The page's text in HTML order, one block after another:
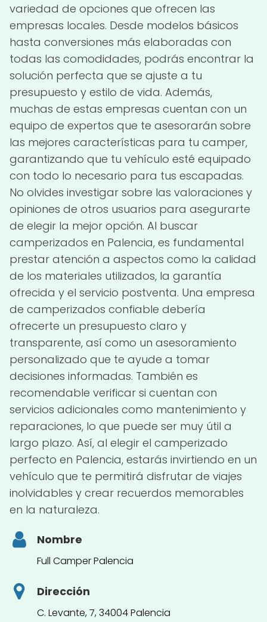
variedad de opciones que ofrecen las
empresas locales. Desde modelos básicos
hasta conversiones más elaboradas con
todas las comodidades, podrás encontrar la
solución perfecta que se ajuste a tu
presupuesto y estilo de vida. Además,
muchas de estas empresas cuentan con un
equipo de expertos que te asesorarán sobre
las mejores características para tu camper,
garantizando que tu vehículo esté equipado
con todo lo necesario para tus escapadas.
No olvides investigar sobre las valoraciones y
opiniones de otros usuarios para asegurarte
de elegir la mejor opción. Al buscar
camperizados en Palencia, es fundamental
prestar atención a aspectos como la calidad
de los materiales utilizados, la garantía
ofrecida y el servicio postventa. Una empresa
de camperizados confiable debería
ofrecerte un presupuesto claro y
transparente, así como un asesoramiento
personalizado que te ayude a tomar
decisiones informadas. También es
recomendable verificar si cuentan con
servicios adicionales como mantenimiento y
reparaciones, lo que puede ser muy útil a
largo plazo. Así, al elegir el camperizado
perfecto en Palencia, estarás invirtiendo en un
vehículo que te permitirá disfrutar de viajes
inolvidables y crear recuerdos memorables
en la naturaleza.
Nombre
Full Camper Palencia
Dirección
C. Levante, 7, 34004 Palencia